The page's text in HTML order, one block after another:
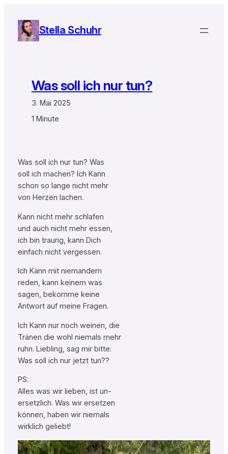
Inhalt
springen
Stella Schuhr
Was soll ich nur tun?
3. Mai 2025
1 Minute
Was soll ich nur tun? Was
soll ich machen? Ich Kann
schon so lange nicht mehr
von Herzen lachen.
Kann nicht mehr schlafen
und auch nicht mehr essen,
ich bin traurig, kann Dich
einfach nicht vergessen.
Ich Kann mit niemandem
reden, kann keinem was
sagen, bekomme keine
Antwort auf meine Fragen.
Ich Kann nur noch weinen, die
Tränen die wohl niemals mehr
ruhn. Liebling, sag mir bitte:
Was soll ich nur jetzt tun??
PS:
Alles was wir lieben, ist un-
ersetzlich. Was wir ersetzen
können, haben wir niemals
wirklich geliebt!